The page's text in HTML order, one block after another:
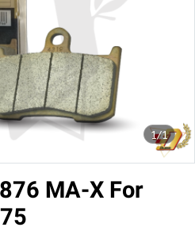
1/1
MA-X For